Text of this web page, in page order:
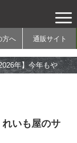
方へ 通販サイト
】今年もやるよ！くれいも屋のサマーセール！
れいも屋のサ